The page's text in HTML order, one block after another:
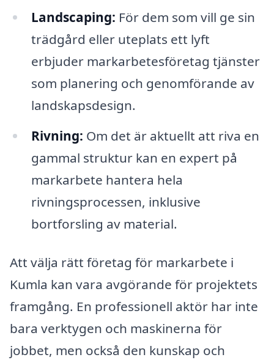
Landscaping: För dem som vill ge sin
trädgård eller uteplats ett lyft
erbjuder markarbetesföretag tjänster
som planering och genomförande av
landskapsdesign.
Rivning: Om det är aktuellt att riva en
gammal struktur kan en expert på
markarbete hantera hela
rivningsprocessen, inklusive
bortforsling av material.
Att välja rätt företag för markarbete i
Kumla kan vara avgörande för projektets
framgång. En professionell aktör har inte
bara verktygen och maskinerna för
jobbet, men också den kunskap och